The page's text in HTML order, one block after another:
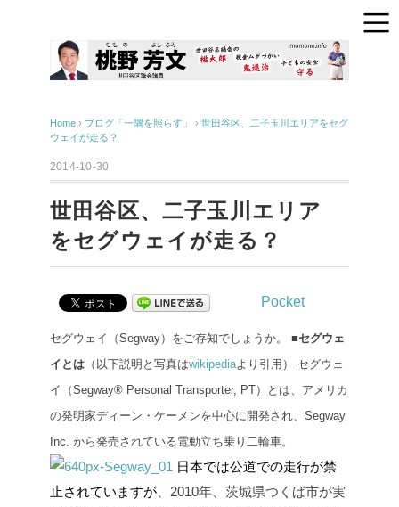
Home › ブログ「一隅を照らす」 › 世田谷区、二子玉川エリアをセグ
ウェイが走る？
2014-10-30
世田谷区、二子玉川エリア
をセグウェイが走る？
Pocket
セグウェイ（Segway）をご存知でしょうか。
■セグウェ
イとは （以下説明と写真はwikipediaより引用）
セグウェ
イ（Segway® Personal Transporter, PT）とは、アメリカ
の発明家ディーン・ケーメンを中心に開発され、Segway
Inc. から発売されている電動立ち乗り二輪車。
日本では公道での走行が禁
止されていますが、2010年、茨城県つくば市が実